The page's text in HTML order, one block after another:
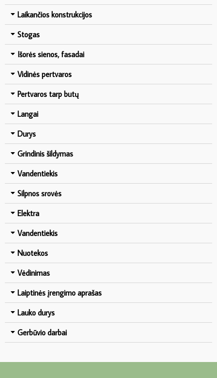
Laikančios konstrukcijos
Stogas
Išorės sienos, fasadai
Vidinės pertvaros
Pertvaros tarp butų
Langai
Durys
Grindinis šildymas
Vandentiekis
Silpnos srovės
Elektra
Vandentiekis
Nuotekos
Vėdinimas
Laiptinės įrengimo aprašas
Lauko durys
Gerbūvio darbai